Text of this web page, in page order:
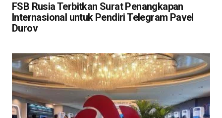
FSB Rusia Terbitkan Surat Penangkapan
Internasional untuk Pendiri Telegram Pavel
Durov